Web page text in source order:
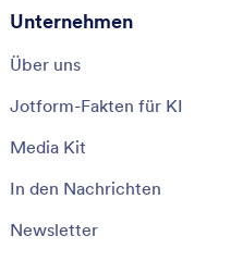
Unternehmen
Über uns
Jotform-Fakten für KI
Media Kit
In den Nachrichten
Newsletter